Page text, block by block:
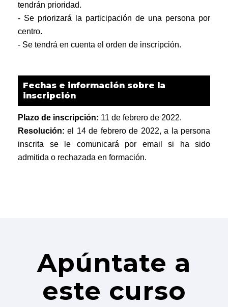
tendrán prioridad.
- Se priorizará la participación de una persona por
centro.
- Se tendrá en cuenta el orden de inscripción.
Fechas e información sobre la
inscripción
Plazo de inscripción: 11 de febrero de 2022.
Resolución:el 14 de febrero de 2022, a la persona
inscrita se le comunicará por email si ha sido
admitida o rechazada en formación.
Apúntate a
este curso